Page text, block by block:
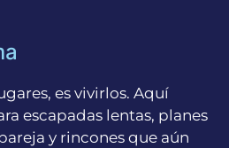
es vivirlos. Aquí
escapadas lentas, planes
y rincones que aún